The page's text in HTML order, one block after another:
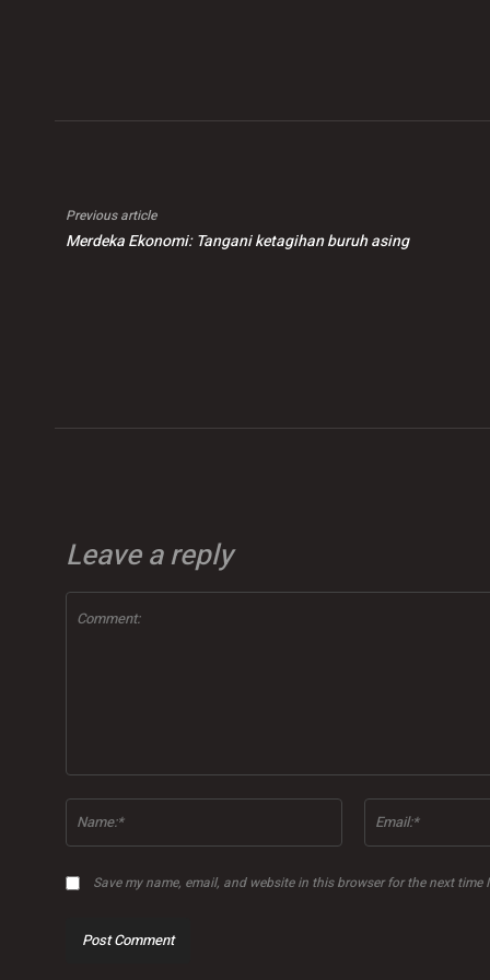
Previous article
Merdeka Ekonomi: Tangani ketagihan buruh asing
Leave a reply
Save my name, email, and website in this browser for the next time